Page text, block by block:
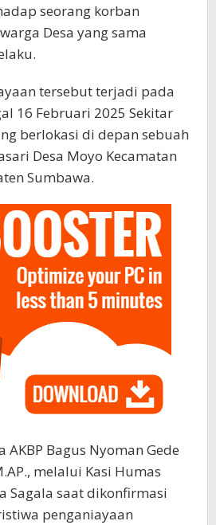
seorang korban
Desa yang sama
tersebut terjadi pada
16 Februari 2025 Sekitar
berlokasi di depan sebuah
Desa Moyo Kecamatan
Sumbawa.
AKBP Bagus Nyoman Gede
melalui Kasi Humas
Sagala saat dikonfirmasi
penganiayaan